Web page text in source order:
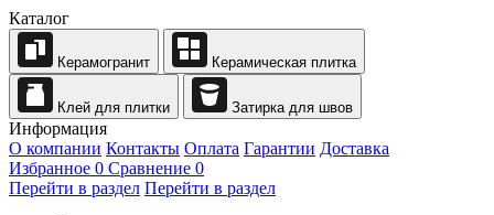
Каталог
Керамогранит Керамическая плитка
Клей для плитки Затирка для швов
Информация
О компании Контакты Оплата Гарантии Доставка
Избранное 0 Сравнение 0
Перейти в раздел Перейти в раздел